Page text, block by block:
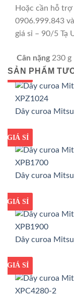
Hoặc cần hỗ
0906.999.843
giá sỉ – 90/5 Tạ
Cân nặng 230 g
SẢN PHẨM
GIÁ TỐT
GIÁ SỈ
Dây curoa
GIÁ TỐT
GIÁ SỈ
Dây curoa
GIÁ TỐT
GIÁ SỈ
Dây curoa
GIÁ TỐT
GIÁ SỈ